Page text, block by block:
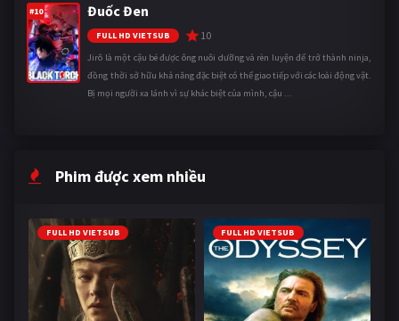
#10 Đuốc Đen
FULL HD VIETSUB 10
Jirô là một cậu bé được ông nuôi dưỡng và rèn luyện để trở thành ninja,
đồng thời sở hữu khả năng đặc biệt có thể giao tiếp với các loài động vật.
Bị mọi người xa lánh vì sự khác biệt của mình, cậu ...
Phim được xem nhiều
FULL HD VIETSUB FULL HD VIETSUB